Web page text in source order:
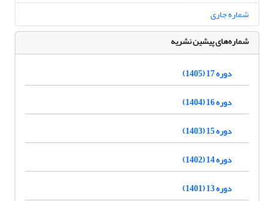
شماره جاری
شماره‌های پیشین نشریه
دوره 17 (1405)
دوره 16 (1404)
دوره 15 (1403)
دوره 14 (1402)
دوره 13 (1401)